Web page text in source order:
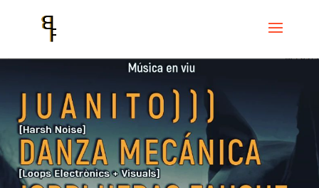
Events Concert Experimental